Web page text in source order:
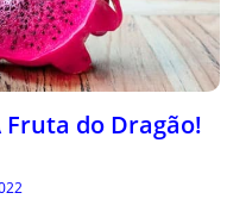
do Dragão!